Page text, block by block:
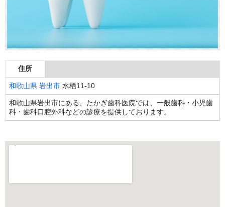
住所
和歌山県 岩出市 水栖11-10
和歌山県岩出市にある、たかぎ歯科医院では、一般歯科・小児歯
科・歯科口腔外科などの診療を提供しております。